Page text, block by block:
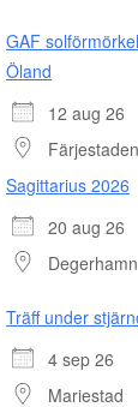
GAF
Öland
12 aug 26
Färjestaden
Sagittarius 2026
20 aug 26
Degerhamn
Träff under
4 sep 26
Mariestad